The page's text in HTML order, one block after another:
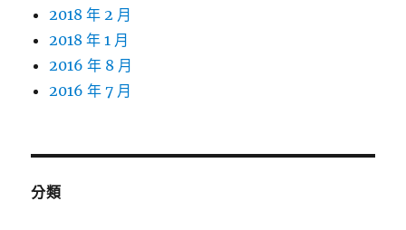
2018 年 2 月
2018 年 1 月
2016 年 8 月
2016 年 7 月
分類